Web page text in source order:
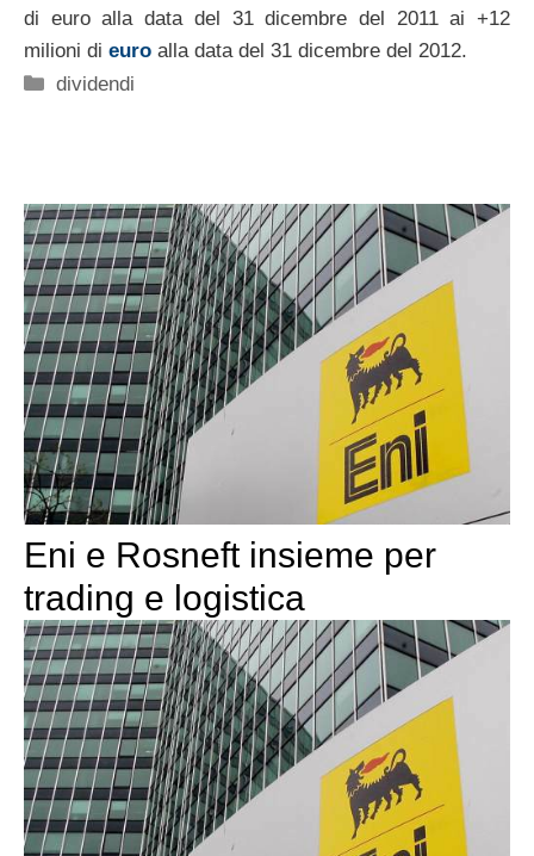
di euro alla data del 31 dicembre del 2011 ai +12
milioni di euro alla data del 31 dicembre del 2012.
Categorie
dividendi
Eni e Rosneft insieme per
trading e logistica